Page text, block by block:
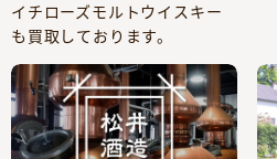
イチローズモルトウイスキー
も買取しております。